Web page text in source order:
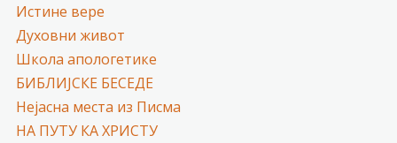
Истине вере
Духовни живот
Школа апологетике
БИБЛИЈСКЕ БЕСЕДЕ
Нејасна места из Писма
НА ПУТУ КА ХРИСТУ